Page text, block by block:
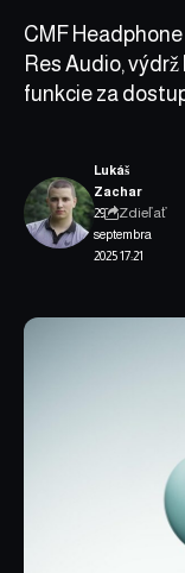
CMF
Res Audio,
funkcie za
29.
septembra
2025 17:21
Lukáš
Zachar
Zdieľať